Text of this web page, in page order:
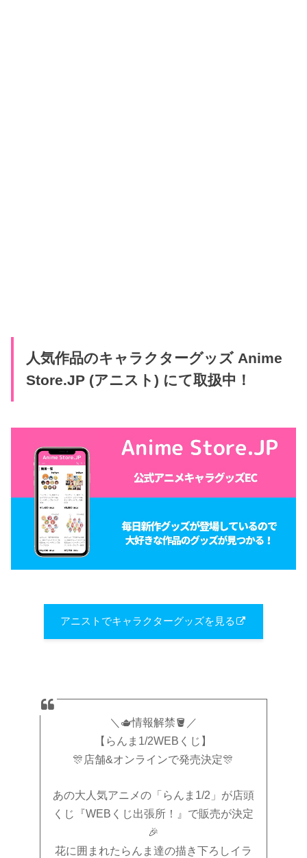
人気作品のキャラクターグッズ Anime
Store.JP (アニスト) にて取扱中！
アニストでキャラクターグッズを見る
＼🫖情報解禁🪣／
【らんま1/2WEBくじ】
🎊店舗&オンラインで発売決定🎊
あの大人気アニメの「らんま1/2」が店頭
くじ『WEBくじ出張所！』で販売が決定
🎉
花に囲まれたらんま達の描き下ろしイラ